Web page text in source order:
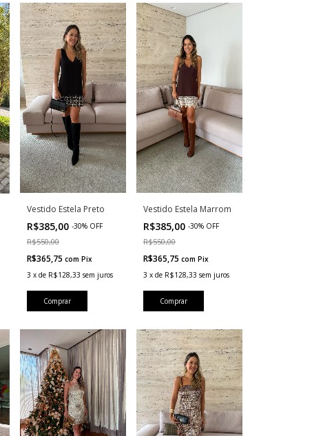
Vestido Estela Preto
R$385,00 -30% OFF
R$550,00
R$365,75 com Pix
3 x de R$128,33 sem juros
Comprar
Vestido Estela Marrom
R$385,00 -30% OFF
R$550,00
R$365,75 com Pix
3 x de R$128,33 sem juros
Comprar